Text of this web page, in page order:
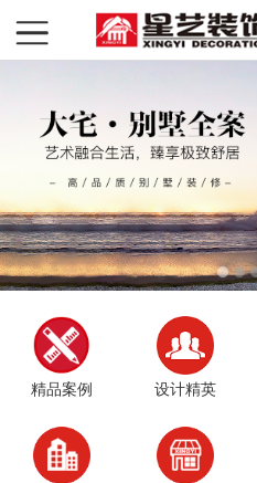
精品案例 设计精英